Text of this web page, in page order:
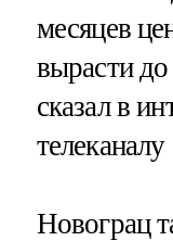
месяцев
вырасти
сказал в
Новограц